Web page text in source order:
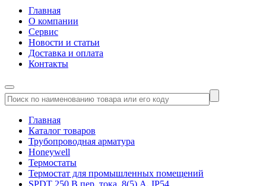
Главная
О компании
Сервис
Новости и статьи
Доставка и оплата
Контакты
Главная
Каталог товаров
Трубопроводная арматура
Honeywell
Термостаты
Термостат для промышленных помещений
SPDT 250 В пер. тока, 8(5) A, IP54